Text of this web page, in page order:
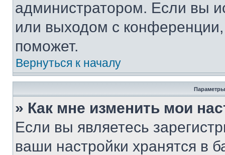
администратором. Если вы
или выходом с
поможет.
Вернуться к началу
Параметры
» Как мне изменить мои
Если вы являетесь
ваши настройки хранятся в